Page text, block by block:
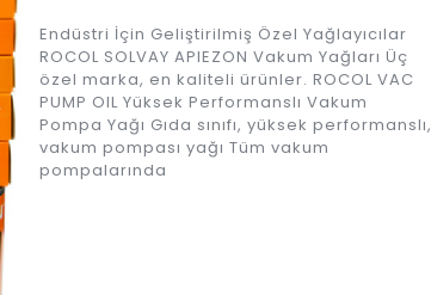
Endüstri İçin Geliştirilmiş Özel Yağlayıcılar
ROCOL SOLVAY APIEZON Vakum Yağları Üç
özel marka, en kaliteli ürünler. ROCOL VAC
PUMP OIL Yüksek Performanslı Vakum
Pompa Yağı Gıda sınıfı, yüksek performanslı,
vakum pompası yağı Tüm vakum
pompalarında